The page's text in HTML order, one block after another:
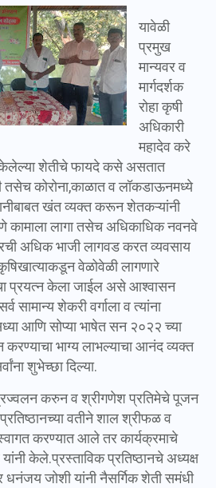
यावेळी
प्रमुख
मान्यवर व
मार्गदर्शक
रोहा कृषी
अधिकारी
महादेव करे
केलेल्या शेतीचे फायदे कसे असतात
तसेच कोरोना,काळात व लॉकडाऊनमध्ये
खंत व्यक्त करून शेतकऱ्यांनी
कामाला लागा तसेच अधिकाधिक नवनवे
अधिक भाजी लागवड करत व्यवसाय
वेळोवेळी लागणारे
प्रयत्न केला जाईल असे आश्वासन
सामान्य शेकरी वर्गाला व त्यांना
आणि सोप्या भाषेत सन २०२२ च्या
करण्याचा भाग्य लाभल्याचा आनंद व्यक्त
शुभेच्छा दिल्या.
करुन व श्रीगणेश प्रतिमेचे पूजन
वतीने शाल श्रीफळ व
करण्यात आले तर कार्यक्रमाचे
केले.प्रस्ताविक प्रतिष्ठानचे अध्यक्ष
जोशी यांनी नैसर्गिक शेती समंधी